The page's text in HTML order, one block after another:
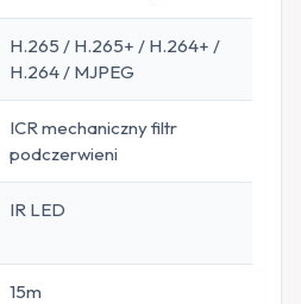
H.265 / H.265+ / H.264+ /
H.264 / MJPEG
ICR mechaniczny filtr
podczerwieni
IR LED
15m